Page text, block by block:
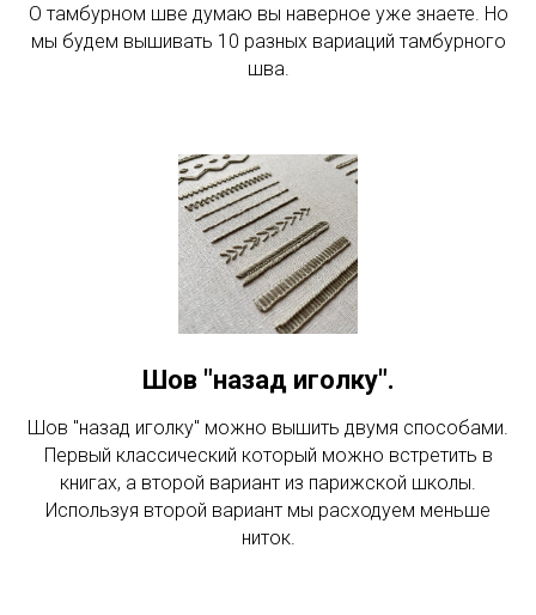
О тамбурном шве думаю вы наверное уже знаете. Но
мы будем вышивать 10 разных вариаций тамбурного
шва.
Шов "назад иголку".
Шов "назад иголку" можно вышить двумя способами.
Первый классический который можно встретить в
книгах, а второй вариант из парижской школы.
Используя второй вариант мы расходуем меньше
ниток.